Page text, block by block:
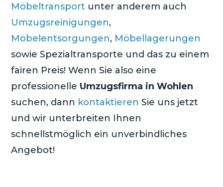
Möbeltransport unter anderem auch
Umzugsreinigungen,
Möbelentsorgungen, Möbellagerungen
sowie Spezialtransporte und das zu einem
fairen Preis! Wenn Sie also eine
professionelle Umzugsfirma in Wohlen
suchen, dann kontaktieren Sie uns jetzt
und wir unterbreiten Ihnen
schnellstmöglich ein unverbindliches
Angebot!